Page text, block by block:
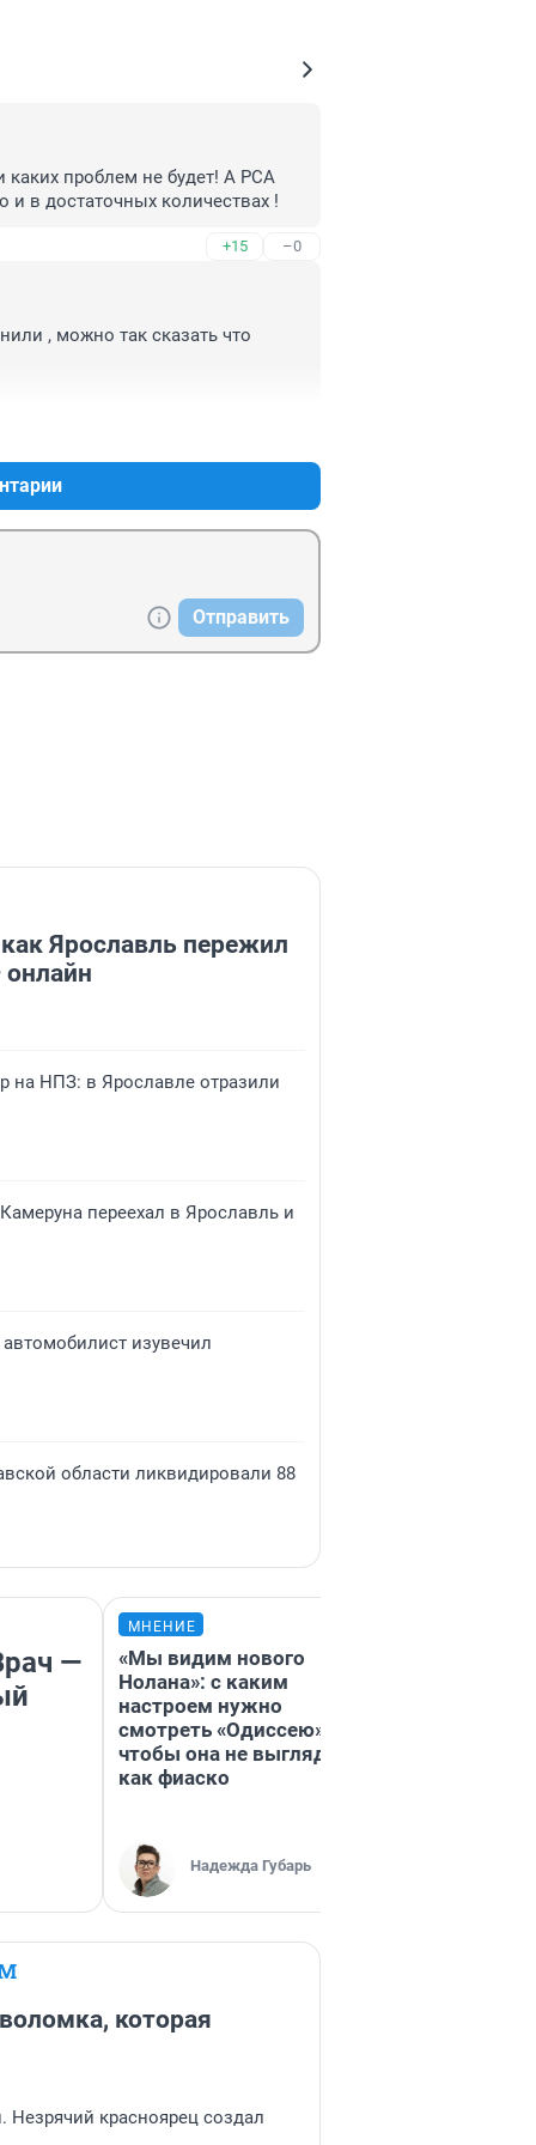
проблем не будет! А РСА
в достаточных количествах !
+15 –0
, можно так сказать что
Отправить
Ярославль пережил
на НПЗ: в Ярославле отразили
переехал в Ярославль и
изувечил
области ликвидировали 88
—
МНЕНИЕ
«Мы видим нового
Нолана»: с каким
настроем нужно
смотреть «Одиссею»,
чтобы она не выглядела
как фиаско
Надежда Губарь
которая
красноярец создал